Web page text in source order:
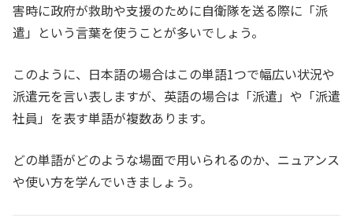
害時に政府が救助や支援のために自衛隊を送る際に「派
遣」という言葉を使うことが多いでしょう。
このように、日本語の場合はこの単語1つで幅広い状況や
派遣元を言い表しますが、英語の場合は「派遣」や「派遣
社員」を表す単語が複数あります。
どの単語がどのような場面で用いられるのか、ニュアンス
や使い方を学んでいきましょう。